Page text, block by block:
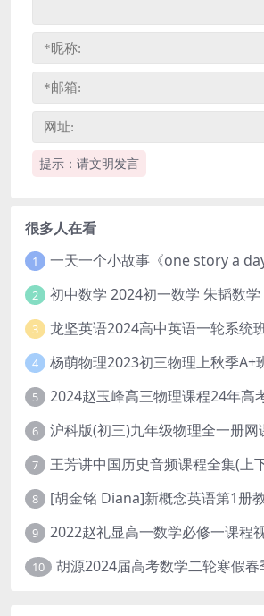
提示：请文明发言
很多人在看
1
2
3 龙坚英语2024高中英语一轮系统
4
5
6
7 王芳讲中国历史音频课程全集(上
8
9
10